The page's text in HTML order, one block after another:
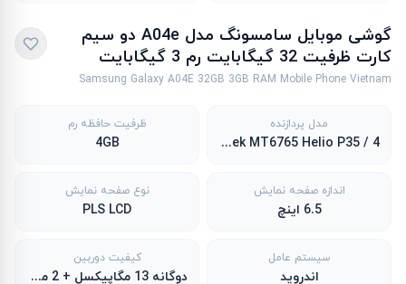
گوشی موبايل سامسونگ مدل A04e دو سیم
کارت ظرفیت 32 گیگابایت رم 3 گیگابایت
Samsung Galaxy A04E 32GB 3GB RAM Mobile Phone Vietnam
مدل پردازنده
MediaTek MT6765 Helio P35 / 4 هسته 2.3 گیگاهرتز Cortex-A53 و 4 هسته 1.8 گیگاهرتز Cortex-A53
ظرفیت حافظه رم
4GB
اندازه صفحه نمایش
6.5 اینچ
نوع صفحه نمایش
PLS LCD
سیستم عامل
اندروید
کیفیت دوربین
دوگانه 13 مگاپیکسل + 2 مگاپیکسل